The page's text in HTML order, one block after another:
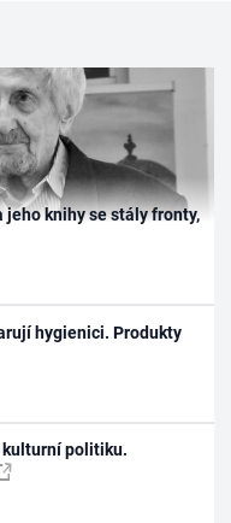
knihy se stály fronty,
hygienici. Produkty
kulturní politiku.